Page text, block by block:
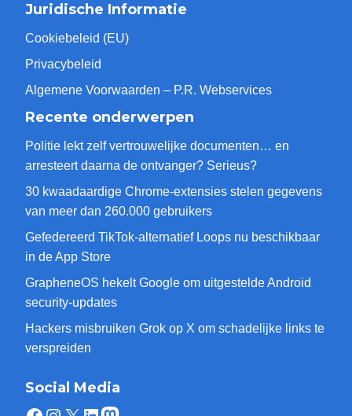
Juridische Informatie
Cookiebeleid (EU)
Privacybeleid
Algemene Voorwaarden – P.R. Webservices
Recente onderwerpen
Politie lekt zelf vertrouwelijke documenten… en
arresteert daarna de ontvanger? Serieus?
30 kwaadaardige Chrome-extensies stelen gegevens
van meer dan 260.000 gebruikers
Gefedereerd TikTok-alternatief Loops nu beschikbaar
in de App Store
GrapheneOS hekelt Google om uitgestelde Android
security-updates
Hackers misbruiken Grok op X om schadelijke links te
verspreiden
Social Media